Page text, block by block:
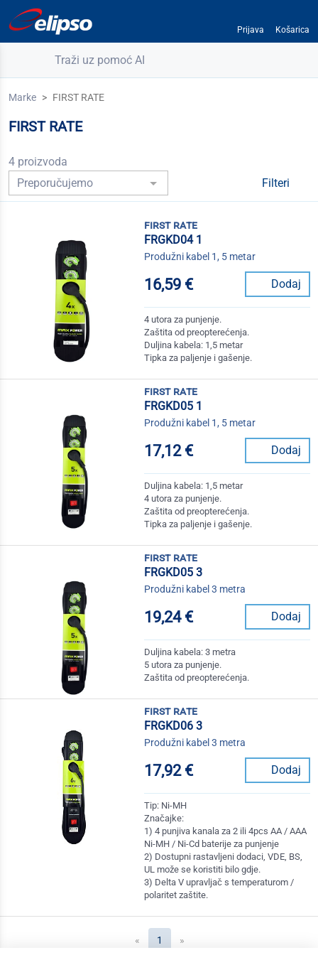
Prijava Košarica
Traži uz pomoć AI
Marke FIRST RATE
FIRST RATE
4 proizvoda
Filteri
first rate
FRGKD04 1
Produžni kabel 1, 5 metar
16,59 € Dodaj
4 utora za punjenje.
Zaštita od preopterećenja.
Duljina kabela: 1,5 metar
Tipka za paljenje i gašenje.
first rate
FRGKD05 1
Produžni kabel 1, 5 metar
17,12 € Dodaj
Duljina kabela: 1,5 metar
4 utora za punjenje.
Zaštita od preopterećenja.
Tipka za paljenje i gašenje.
first rate
FRGKD05 3
Produžni kabel 3 metra
19,24 € Dodaj
Duljina kabela: 3 metra
5 utora za punjenje.
Zaštita od preopterećenja.
first rate
FRGKD06 3
Produžni kabel 3 metra
17,92 € Dodaj
Tip: Ni-MH
Značajke:
1) 4 punjiva kanala za 2 ili 4pcs AA / AAA
Ni-MH / Ni-Cd baterije za punjenje
2) Dostupni rastavljeni dodaci, VDE, BS,
UL može se koristiti bilo gdje.
3) Delta V upravljač s temperaturom /
polaritet zaštite.
« 1 (current)
»